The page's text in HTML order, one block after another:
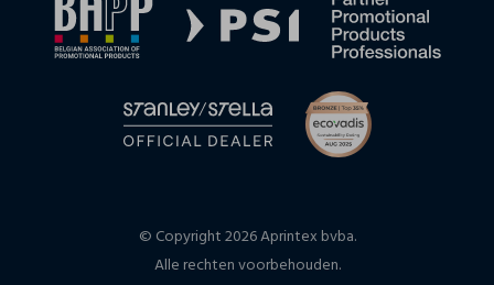
© Copyright 2026 Aprintex bvba.
Alle rechten voorbehouden.